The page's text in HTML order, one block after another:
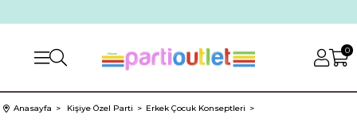
0
Anasayfa Kişiye Özel Parti Erkek Çocuk Konseptleri